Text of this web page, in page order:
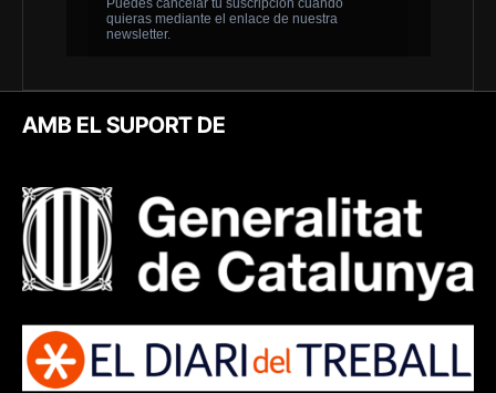
AMB EL SUPORT DE